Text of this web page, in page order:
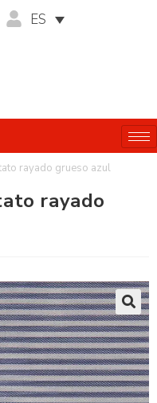
ES
rayado grueso azul
rayado
🔍